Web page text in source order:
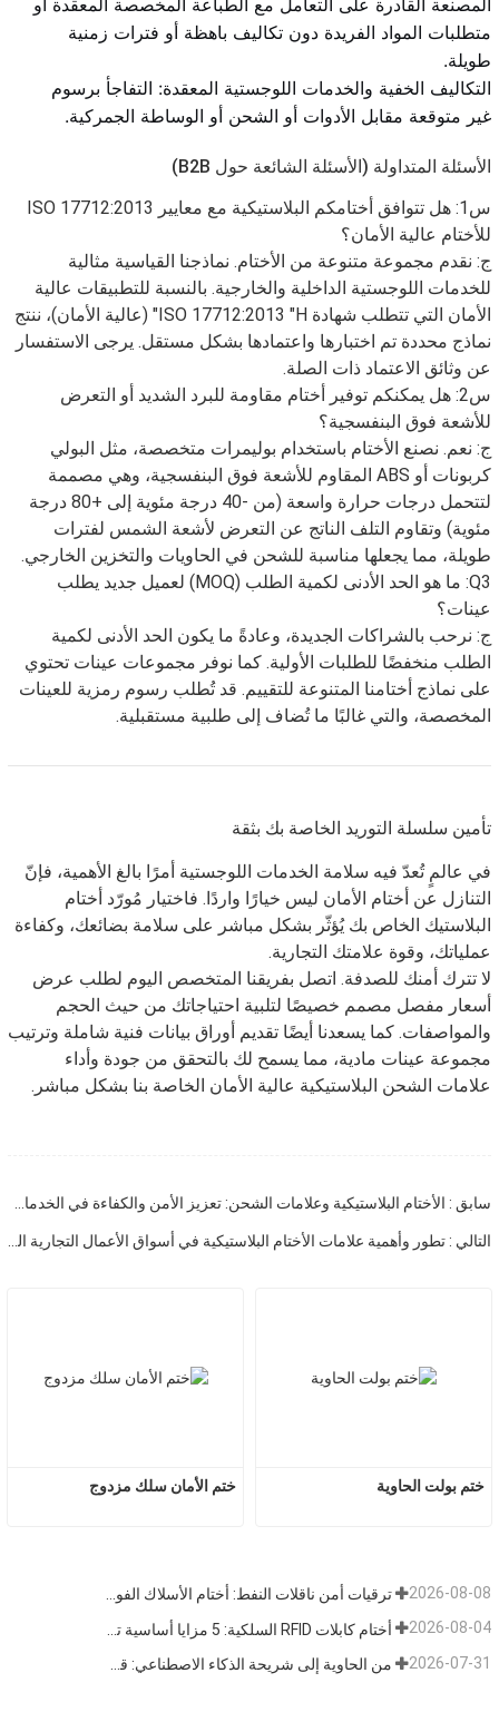
المصنعة القادرة على التعامل مع الطباعة المخصصة المعقدة أو
متطلبات المواد الفريدة دون تكاليف باهظة أو فترات زمنية
طويلة.
التكاليف الخفية والخدمات اللوجستية المعقدة: التفاجأ برسوم
غير متوقعة مقابل الأدوات أو الشحن أو الوساطة الجمركية.
الأسئلة المتداولة (الأسئلة الشائعة حول B2B)
س1: هل تتوافق أختامكم البلاستيكية مع معايير ISO 17712:2013
للأختام عالية الأمان؟
ج: نقدم مجموعة متنوعة من الأختام. نماذجنا القياسية مثالية
للخدمات اللوجستية الداخلية والخارجية. بالنسبة للتطبيقات عالية
الأمان التي تتطلب شهادة ISO 17712:2013 "H" (عالية الأمان)، ننتج
نماذج محددة تم اختبارها واعتمادها بشكل مستقل. يرجى الاستفسار
عن وثائق الاعتماد ذات الصلة.
س2: هل يمكنكم توفير أختام مقاومة للبرد الشديد أو التعرض
للأشعة فوق البنفسجية؟
ج: نعم. نصنع الأختام باستخدام بوليمرات متخصصة، مثل البولي
كربونات أو ABS المقاوم للأشعة فوق البنفسجية، وهي مصممة
لتتحمل درجات حرارة واسعة (من -40 درجة مئوية إلى +80 درجة
مئوية) وتقاوم التلف الناتج عن التعرض لأشعة الشمس لفترات
طويلة، مما يجعلها مناسبة للشحن في الحاويات والتخزين الخارجي.
Q3: ما هو الحد الأدنى لكمية الطلب (MOQ) لعميل جديد يطلب
عينات؟
ج: نرحب بالشراكات الجديدة، وعادةً ما يكون الحد الأدنى لكمية
الطلب منخفضًا للطلبات الأولية. كما نوفر مجموعات عينات تحتوي
على نماذج أختامنا المتنوعة للتقييم. قد تُطلب رسوم رمزية للعينات
المخصصة، والتي غالبًا ما تُضاف إلى طلبية مستقبلية.
تأمين سلسلة التوريد الخاصة بك بثقة
في عالمٍ تُعدّ فيه سلامة الخدمات اللوجستية أمرًا بالغ الأهمية، فإنّ
التنازل عن أختام الأمان ليس خيارًا واردًا. فاختيار مُورّد أختام
البلاستيك الخاص بك يُؤثّر بشكل مباشر على سلامة بضائعك، وكفاءة
عملياتك، وقوة علامتك التجارية.
لا تترك أمنك للصدفة. اتصل بفريقنا المتخصص اليوم لطلب عرض
أسعار مفصل مصمم خصيصًا لتلبية احتياجاتك من حيث الحجم
والمواصفات. كما يسعدنا أيضًا تقديم أوراق بيانات فنية شاملة وترتيب
مجموعة عينات مادية، مما يسمح لك بالتحقق من جودة وأداء
علامات الشحن البلاستيكية عالية الأمان الخاصة بنا بشكل مباشر.
ختم الأمان سلك مزدوج ختم بولت الحاوية
ترقيات أمن ناقلات النفط: أختام الأسلاك الفولاذية تتطور من أقفال مادية إلى بيانات تتبع 2026-08-08
2026-08-04
2026-07-31